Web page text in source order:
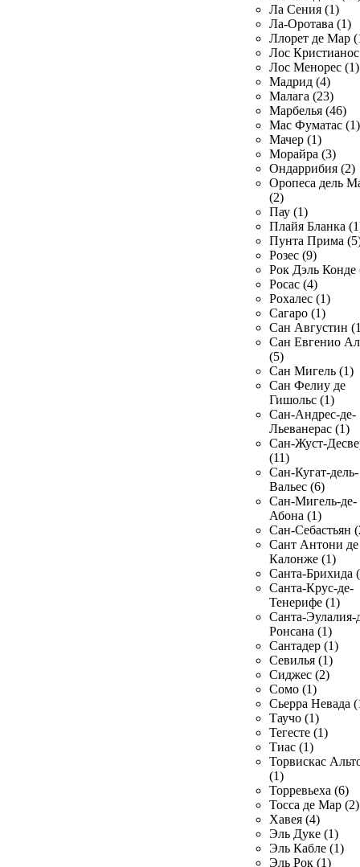
Ла Сения (1)
Ла-Оротава (1)
Ллорет де Мар
Лос
Лос Менорес (1)
Мадрид (4)
Малага (23)
Марбелья (46)
Мас Фуматас (1)
Мачер (1)
Морайра (3)
Ондаррибия (2)
Оропеса дель
(2)
Пау (1)
Плайя Бланка
Пунта Прима
Розес (9)
Рок Дэль Конде
Росас (4)
Рохалес (1)
Сагаро (1)
Сан Августин
Сан Евгенио
(5)
Сан Мигель (1)
Сан Фелиу де
Гишольс (1)
Сан-Андрес-де-
Льеванерас (1)
Сан-Жуст-
(11)
Сан-Кугат-дель-
Вальес (6)
Сан-Мигель-де-
Абона (1)
Сан-Себастьян
Сант Антони де
Калонже (1)
Санта-Брихида
Санта-Крус-де-
Тенерифе (1)
Санта-Эулалия-
Ронсана (1)
Сантадер (1)
Севилья (1)
Сиджес (2)
Сомо (1)
Сьерра Невада
Таучо (1)
Тегесте (1)
Тиас (1)
Торвискас
(1)
Торревьеха (6)
Тосса де Мар (2)
Хавея (4)
Эль Дуке (1)
Эль Кабле (1)
Эль Рок (1)